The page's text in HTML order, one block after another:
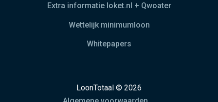
Extra informatie loket.nl + Qwoater
Wettelijk minimumloon
Whitepapers
LoonTotaal © 2026